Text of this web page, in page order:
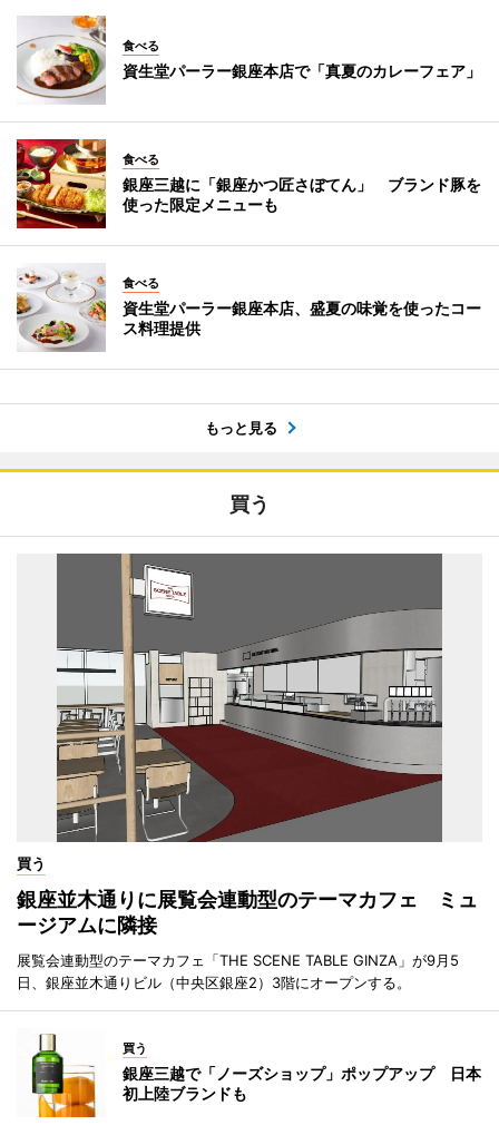
食べる
資生堂パーラー銀座本店で「真夏のカレーフェア」
食べる
銀座三越に「銀座かつ匠さぼてん」 ブランド豚を
使った限定メニューも
食べる
資生堂パーラー銀座本店、盛夏の味覚を使ったコー
ス料理提供
もっと見る
買う
買う
銀座並木通りに展覧会連動型のテーマカフェ ミュ
ージアムに隣接
展覧会連動型のテーマカフェ「THE SCENE TABLE GINZA」が9月5
日、銀座並木通りビル（中央区銀座2）3階にオープンする。
買う
銀座三越で「ノーズショップ」ポップアップ 日本
初上陸ブランドも